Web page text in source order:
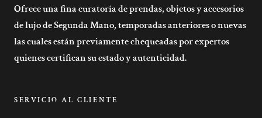
Ofrece una fina curatoría de prendas, objetos y accesorios
de lujo de Segunda Mano, temporadas anteriores o nuevas
las cuales están previamente chequeadas por expertos
quienes certifican su estado y autenticidad.
SERVICIO AL CLIENTE